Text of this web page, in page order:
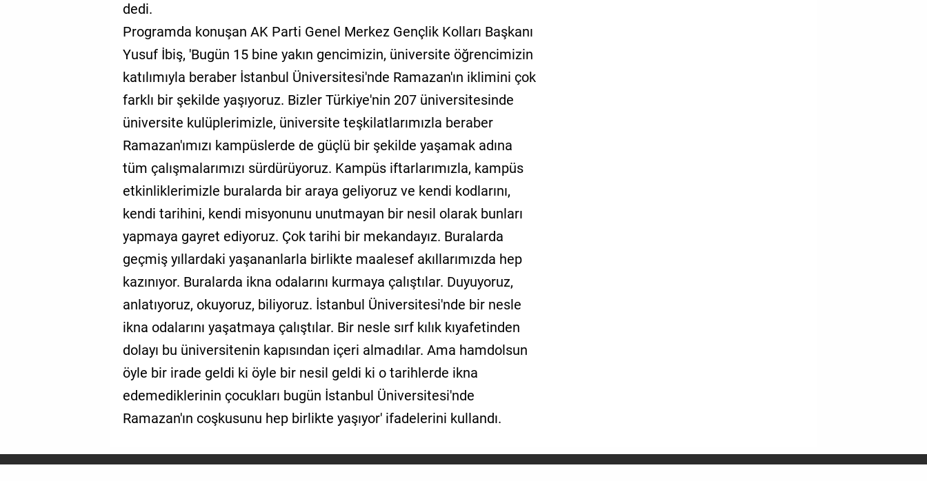
dedi.
Programda konuşan AK Parti Genel Merkez Gençlik Kolları Başkanı
Yusuf İbiş, 'Bugün 15 bine yakın gencimizin, üniversite öğrencimizin
katılımıyla beraber İstanbul Üniversitesi'nde Ramazan'ın iklimini çok
farklı bir şekilde yaşıyoruz. Bizler Türkiye'nin 207 üniversitesinde
üniversite kulüplerimizle, üniversite teşkilatlarımızla beraber
Ramazan'ımızı kampüslerde de güçlü bir şekilde yaşamak adına
tüm çalışmalarımızı sürdürüyoruz. Kampüs iftarlarımızla, kampüs
etkinliklerimizle buralarda bir araya geliyoruz ve kendi kodlarını,
kendi tarihini, kendi misyonunu unutmayan bir nesil olarak bunları
yapmaya gayret ediyoruz. Çok tarihi bir mekandayız. Buralarda
geçmiş yıllardaki yaşananlarla birlikte maalesef akıllarımızda hep
kazınıyor. Buralarda ikna odalarını kurmaya çalıştılar. Duyuyoruz,
anlatıyoruz, okuyoruz, biliyoruz. İstanbul Üniversitesi'nde bir nesle
ikna odalarını yaşatmaya çalıştılar. Bir nesle sırf kılık kıyafetinden
dolayı bu üniversitenin kapısından içeri almadılar. Ama hamdolsun
öyle bir irade geldi ki öyle bir nesil geldi ki o tarihlerde ikna
edemediklerinin çocukları bugün İstanbul Üniversitesi'nde
Ramazan'ın coşkusunu hep birlikte yaşıyor' ifadelerini kullandı.